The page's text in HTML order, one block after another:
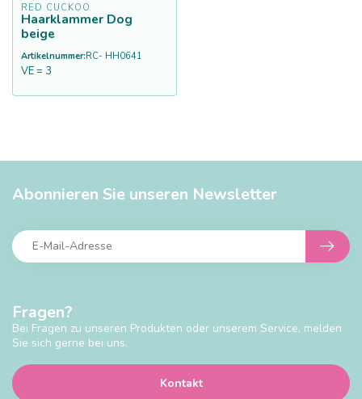
RED CUCKOO
Haarklammer Dog
beige
Artikelnummer:RC- HH0641
VE = 3
Fragen?
Bei Fragen zu unseren Produkten oder unserem Service, melden
Sie sich gerne bei uns.
Kontakt
Abonnieren Sie unseren Newsletter